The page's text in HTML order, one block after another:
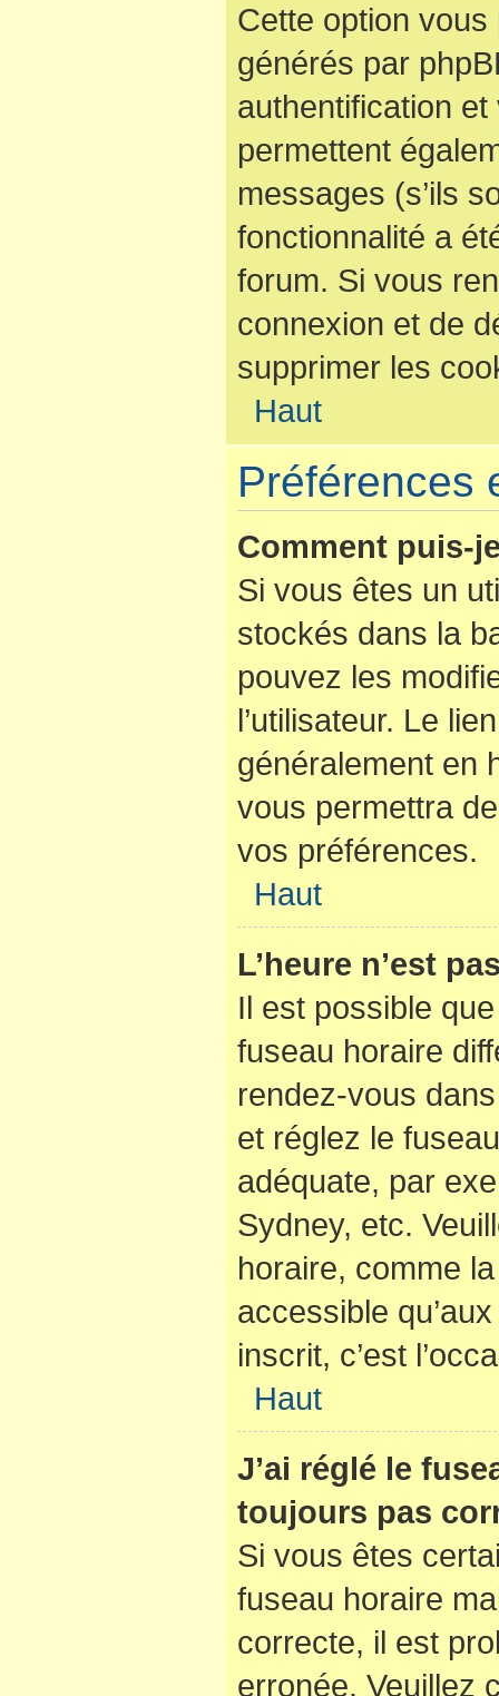
Cette option vous
générés par
authentification
permettent
messages (s’ils
fonctionnalité a
forum. Si vous
connexion et de
supprimer les
Haut
Préférences
Comment puis-
Si vous êtes un
stockés dans la
pouvez les
l’utilisateur. Le
généralement en
vous permettra
vos préférences.
Haut
L’heure n’est
Il est possible
fuseau horaire
rendez-vous
et réglez le
adéquate, par
Sydney, etc.
horaire, comme
accessible
inscrit, c’est
Haut
J’ai réglé le
toujours pas
Si vous êtes
fuseau horaire
correcte, il est
erronée. Veuillez